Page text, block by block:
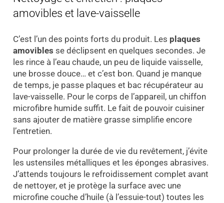
amovibles et lave-vaisselle
C’est l’un des points forts du produit. Les plaques
amovibles se déclipsent en quelques secondes. Je
les rince à l’eau chaude, un peu de liquide vaisselle,
une brosse douce… et c’est bon. Quand je manque
de temps, je passe plaques et bac récupérateur au
lave-vaisselle. Pour le corps de l’appareil, un chiffon
microfibre humide suffit. Le fait de pouvoir cuisiner
sans ajouter de matière grasse simplifie encore
l’entretien.
Pour prolonger la durée de vie du revêtement, j’évite
les ustensiles métalliques et les éponges abrasives.
J’attends toujours le refroidissement complet avant
de nettoyer, et je protège la surface avec une
microfine couche d’huile (à l’essuie-tout) toutes les